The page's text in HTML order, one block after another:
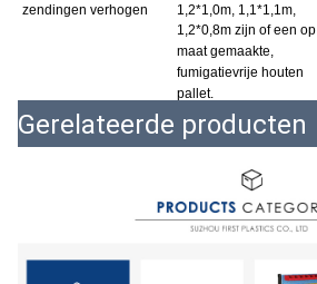
zendingen verhogen
1,2*1,0m, 1,1*1,1m,
1,2*0,8m zijn of een op
maat gemaakte,
fumigatievrije houten
pallet.
Gerelateerde producten